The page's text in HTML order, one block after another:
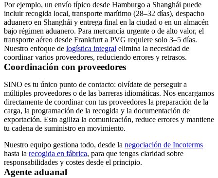
Por ejemplo, un envío típico desde Hamburgo a Shanghái puede
incluir recogida local, transporte marítimo (28–32 días), despacho
aduanero en Shanghái y entrega final en la ciudad o en un almacén
bajo régimen aduanero. Para mercancía urgente o de alto valor, el
transporte aéreo desde Frankfurt a PVG requiere solo 3–5 días.
Nuestro enfoque de logística integral elimina la necesidad de
coordinar varios proveedores, reduciendo errores y retrasos.
Coordinación con proveedores
SINO es tu único punto de contacto: olvídate de perseguir a
múltiples proveedores o de las barreras idiomáticas. Nos encargamos
directamente de coordinar con tus proveedores la preparación de la
carga, la programación de la recogida y la documentación de
exportación. Esto agiliza la comunicación, reduce errores y mantiene
tu cadena de suministro en movimiento.
Nuestro equipo gestiona todo, desde la negociación de Incoterms
hasta la recogida en fábrica, para que tengas claridad sobre
responsabilidades y costes desde el principio.
Agente aduanal